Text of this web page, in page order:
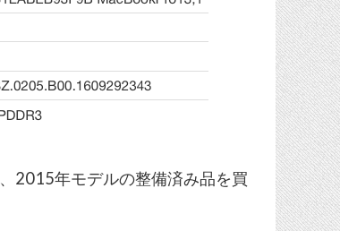
2015年モデルの整備済み品を買